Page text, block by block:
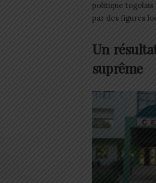
politique togolais
par des figures
Un
suprême